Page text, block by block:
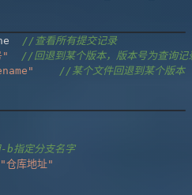
//查看所有提交记录
"
//回退到某个版本，版本号为查
//某个文件回退到某个版本
指定分支名字
"仓库地址"